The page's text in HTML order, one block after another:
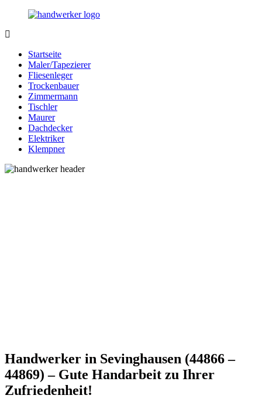
Zurück
Inhalt
Handwerker.de
Ihrer
Nähe
Startseite
Maler/Tapezierer
Fliesenleger
Trockenbauer
Zimmermann
Tischler
Maurer
Dachdecker
Elektriker
Klempner
Handwerker in Sevinghausen (44866 –
44869) – Gute Handarbeit zu Ihrer
Zufriedenheit!